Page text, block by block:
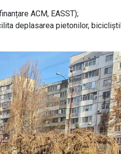
ACM, EASST);
deplasarea pietonilor,